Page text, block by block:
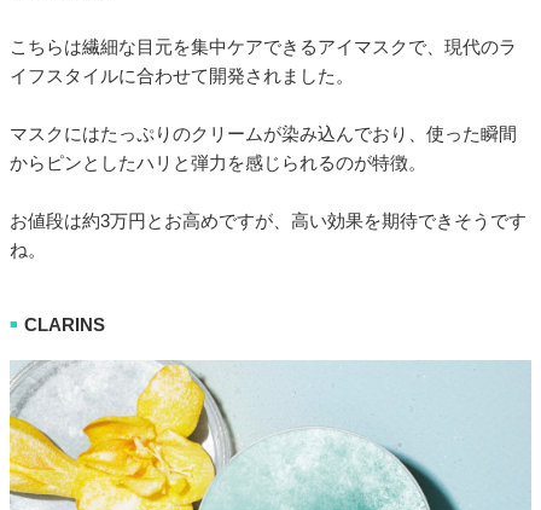
こちらは繊細な目元を集中ケアできるアイマスクで、現代のラ
イフスタイルに合わせて開発されました。
マスクにはたっぷりのクリームが染み込んでおり、使った瞬間
からピンとしたハリと弾力を感じられるのが特徴。
お値段は約3万円とお高めですが、高い効果を期待できそうです
ね。
■ CLARINS